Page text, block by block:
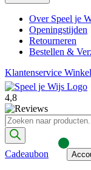
Over Speel je
Openingstijden
Retourneren
Bestellen &
Klantenservice Winkel
4,8
Producten
zoeken
Cadeaubon